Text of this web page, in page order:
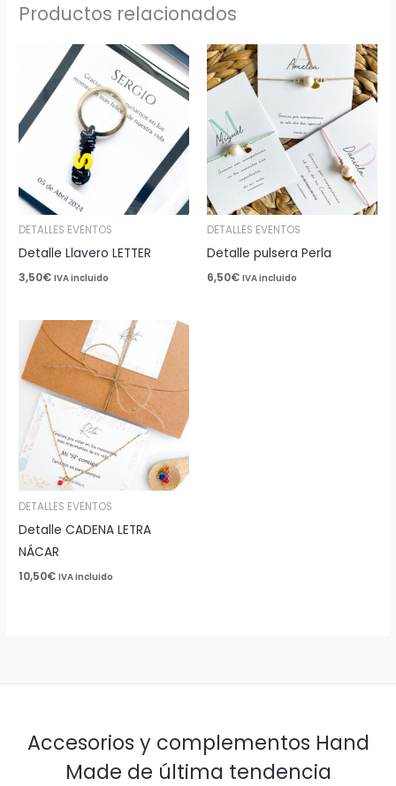
Productos relacionados
DETALLES EVENTOS
Detalle Llavero LETTER
3,50€ IVA incluido
DETALLES EVENTOS
Detalle pulsera Perla
6,50€ IVA incluido
DETALLES EVENTOS
Detalle CADENA LETRA
NÁCAR
10,50€ IVA incluido
Accesorios y complementos Hand
Made de última tendencia